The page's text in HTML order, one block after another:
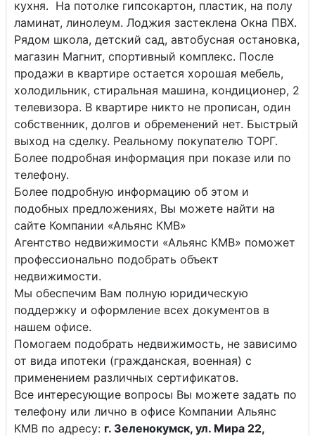
кухня. На потолке гипсокартон, пластик, на полу
ламинат, линолеум. Лоджия застеклена Окна ПВХ.
Рядом школа, детский сад, автобусная остановка,
магазин Магнит, спортивный комплекс. После
продажи в квартире остается хорошая мебель,
холодильник, стиральная машина, кондиционер, 2
телевизора. В квартире никто не прописан, один
собственник, долгов и обременений нет. Быстрый
выход на сделку. Реальному покупателю ТОРГ.
Более подробная информация при показе или по
телефону.
Более подробную информацию об этом и
подобных предложениях, Вы можете найти на
сайте Компании «Альянс КМВ»
Агентство недвижимости «Альянс КМВ» поможет
профессионально подобрать объект
недвижимости.
Мы обеспечим Вам полную юридическую
поддержку и оформление всех документов в
нашем офисе.
Помогаем подобрать недвижимость, не зависимо
от вида ипотеки (гражданская, военная) с
применением различных сертификатов.
Все интересующие вопросы Вы можете задать по
телефону или лично в офисе Компании Альянс
КМВ по адресу: г. Зеленокумск, ул. Мира 22,